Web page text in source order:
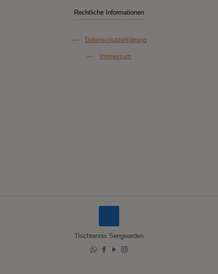
Rechtliche Informationen
— Datenschutzerklärung
— Impressum
Tischtennis Sengwarden